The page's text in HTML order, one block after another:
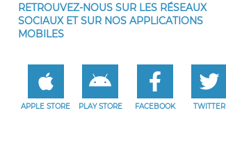
RETROUVEZ-NOUS SUR LES RÉSEAUX
SOCIAUX ET SUR NOS APPLICATIONS
MOBILES
APPLE STORE PLAY STORE FACEBOOK TWITTER